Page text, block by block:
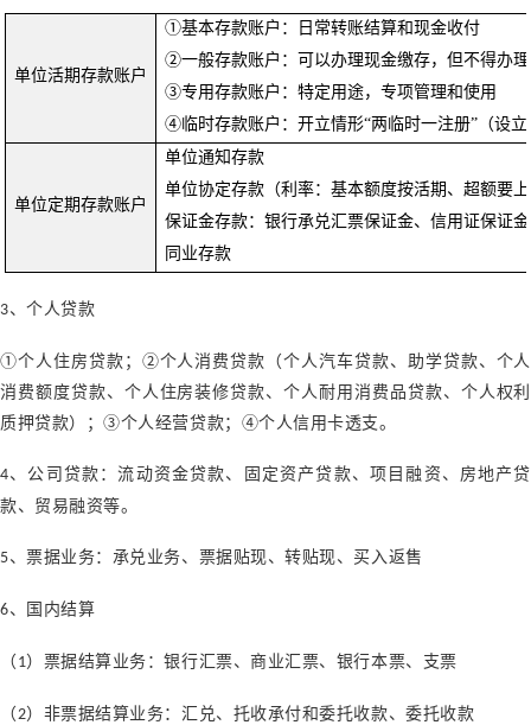
单位活期存款账户
①基本存款账户：日常转账结算和现金收付
②一般存款账户：可以办理现金缴存，但不得办
③专用存款账户：特定用途，专项管理和使用
④临时存款账户：开立情形“两临时一注册”（设
单位定期存款账户
单位通知存款
单位协定存款（利率：基本额度按活期、超额要
保证金存款：银行承兑汇票保证金、信用证保证
同业存款
3、个人贷款
①个人住房贷款；②个人消费贷款（个人汽车贷款、助学贷款、个人
消费额度贷款、个人住房装修贷款、个人耐用消费品贷款、个人权利
质押贷款）；③个人经营贷款；④个人信用卡透支。
4、公司贷款：流动资金贷款、固定资产贷款、项目融资、房地产贷
款、贸易融资等。
5、票据业务：承兑业务、票据贴现、转贴现、买入返售
6、国内结算
（ 1）票据结算业务：银行汇票、商业汇票、银行本票、支票
（2）非票据结算业务：汇兑、托收承付和委托收款、委托收款